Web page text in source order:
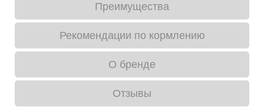
Преимущества
Рекомендации по кормлению
О бренде
Отзывы